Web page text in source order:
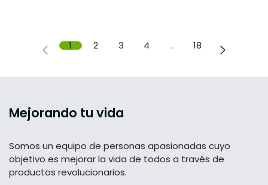
1 2 3 4 … 18
Mejorando tu vida
Somos un equipo de personas apasionadas cuyo
objetivo es mejorar la vida de todos a través de
productos revolucionarios.